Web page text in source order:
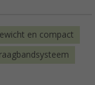
en compact